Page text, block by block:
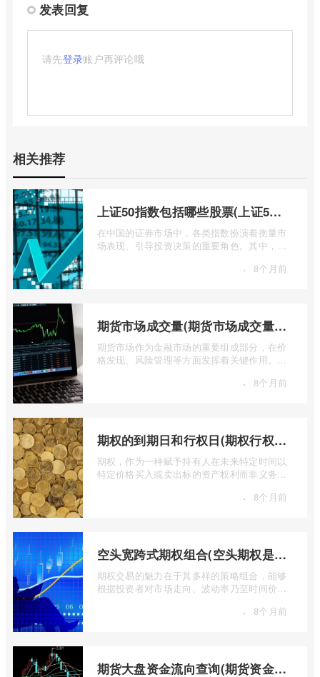
发表回复
请先登录账户再评论哦
相关推荐
上证50指数包括哪些股票(上证50指数包含哪些股票)
在中国的证券市场中，各类指数扮演着衡量市
场表现、引导投资决策的重要角色。其中，上
· 8个月前
期货市场成交量(期货市场成交量萎缩)
期货市场作为金融市场的重要组成部分，在价
格发现、风险管理等方面发挥着关键作用。近
· 8个月前
期权的到期日和行权日(期权行权日到期虚值期权都将清零)
期权，作为一种赋予持有人在未来特定时间以
特定价格买入或卖出标的资产权利而非义务的
· 8个月前
空头宽跨式期权组合(空头期权是什么意思)
期权交易的魅力在于其多样的策略组合，能够
根据投资者对市场走向、波动率乃至时间价值
· 8个月前
期货大盘资金流向查询(期货资金流向查询)